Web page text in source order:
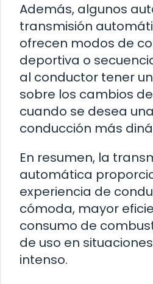
Además, algunos
transmisión
ofrecen modos de
deportiva o
al conductor tener
sobre los cambios
cuando se desea
conducción más
En resumen, la
automática
experiencia de
cómoda, mayor
consumo de
de uso en
intenso.